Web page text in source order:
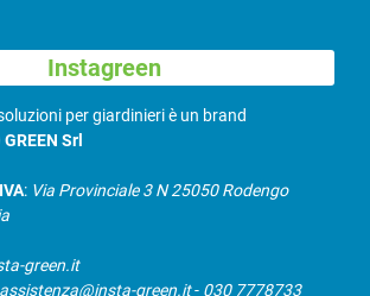
Instagreen
per giardinieri è un brand
Srl
: Via Provinciale 3 N 25050 Rodengo
green.it
assistenza@insta-green.it- 030 7778733